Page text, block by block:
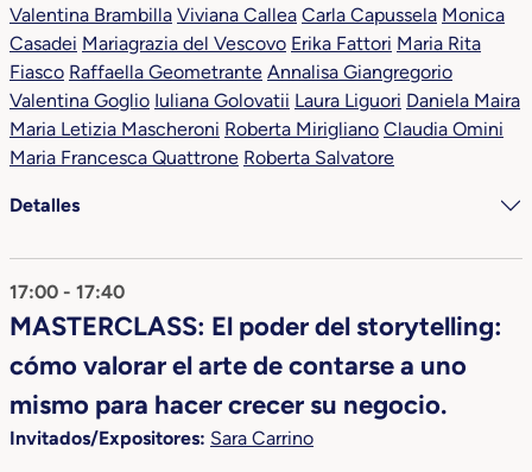
Valentina Brambilla Viviana Callea Carla Capussela Monica
Casadei Mariagrazia del Vescovo Erika Fattori Maria Rita
Fiasco Raffaella Geometrante Annalisa Giangregorio
Valentina Goglio Iuliana Golovatii Laura Liguori Daniela Maira
Maria Letizia Mascheroni Roberta Mirigliano Claudia Omini
Maria Francesca Quattrone Roberta Salvatore
Detalles
17:00 - 17:40
MASTERCLASS: El poder del storytelling:
cómo valorar el arte de contarse a uno
mismo para hacer crecer su negocio.
Invitados/Expositores: Sara Carrino